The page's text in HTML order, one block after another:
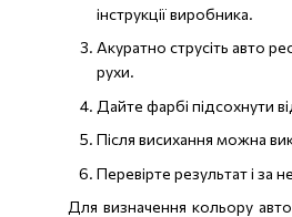
інструкції виробника.
Акуратно струсіть авто
рухи.
Дайте фарбі підсохнути
Після висихання можна
Перевірте результат і за
Для визначення кольору